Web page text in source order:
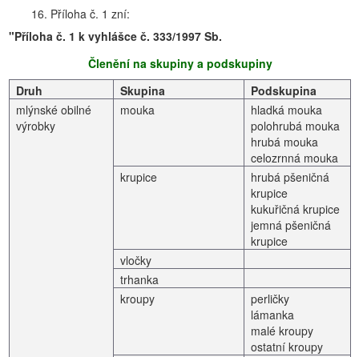
16. Příloha č. 1 zní:
"Příloha č. 1 k vyhlášce č. 333/1997 Sb.
Členění na skupiny a podskupiny
Druh
Skupina
Podskupina
mlýnské obilné
výrobky
mouka
hladká mouka
polohrubá mouka
hrubá mouka
celozrnná mouka
krupice
hrubá pšeničná
krupice
kukuřičná krupice
jemná pšeničná
krupice
vločky
trhanka
kroupy
perličky
lámanka
malé kroupy
ostatní kroupy